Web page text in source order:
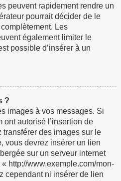
peuvent rapidement rendre un
pourrait décider de le
Les
également limiter le
possible d’insérer à un
?
images à vos messages. Si
ont autorisé l’insertion de
des images sur le
vous devrez insérer un lien
sur un serveur internet
http://www.exemple.com/mon-
cependant ni insérer de lien